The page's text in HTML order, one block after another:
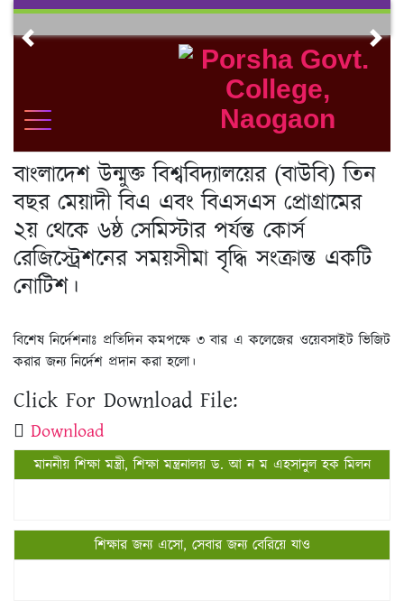
Skip
contentPrevious
বাংলাদেশ উন্মুক্ত বিশ্ববিদ্যালয়ের (বাউবি) তিন
বছর মেয়াদী বিএ এবং বিএসএস প্রোগ্রামের
২য় থেকে ৬ষ্ঠ সেমিস্টার পর্যন্ত কোর্স
রেজিস্ট্রেশনের সময়সীমা বৃদ্ধি সংক্রান্ত একটি
নোটিশ।
বিশেষ নির্দেশনাঃ প্রতিদিন কমপক্ষে ৩ বার এ কলেজের ওয়েবসাইট ভিজিট
করার জন্য নির্দেশ প্রদান করা হলো।
Click For Download File:
Download
মাননীয় শিক্ষা মন্ত্রী, শিক্ষা মন্ত্রনালয় ড. আ ন ম এহসানুল হক মিলন
শিক্ষার জন্য এসো, সেবার জন্য বেরিয়ে যাও